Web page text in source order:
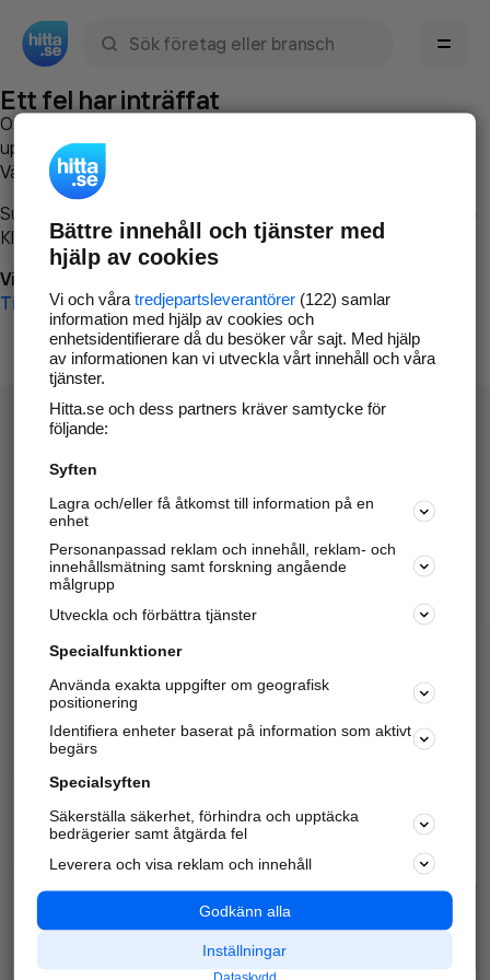
Ett fel har inträffat
Om du vill kan du
uppstod så att vi lättare och snabbare kan avhjälpa det.
Vänligen försök med följande:
Surfa till
Klicka påTillbaka-knappen i webbläsaren och försök igen
Vi beklagar besväret!
Till startsidan
Hitta.se - Gratis nummerupplysning.
Sök företag, personer och platser.
Hitta telefonnummer, adresser, företagsinfo mm.
Marknadsför företaget
Kom igång och annonsera mot
samarbetspartners nära dig.
Alla kategorier
Populära sökningar
API & Kartor
Annonsera
Integritet
Nödnummer
Bättre innehåll och tjänster med
hjälp av cookies
Vi och våra tredjepartsleverantörer(122) samlar
information med hjälp av cookies och
enhetsidentifierare då du besöker vår sajt. Med hjälp
av informationen kan vi utveckla vårt innehåll och våra
tjänster.
Hitta.se och dess partners kräver samtycke för
följande:
Syften
Lagra och/eller få åtkomst till information på en
enhet
Personanpassad reklam och innehåll, reklam- och
innehållsmätning samt forskning angående
målgrupp
Utveckla och förbättra tjänster
Specialfunktioner
Använda exakta uppgifter om geografisk
positionering
Identifiera enheter baserat på information som aktivt
begärs
Specialsyften
Säkerställa säkerhet, förhindra och upptäcka
bedrägerier samt åtgärda fel
Leverera och visa reklam och innehåll
Godkänn alla
Inställningar
Dataskydd